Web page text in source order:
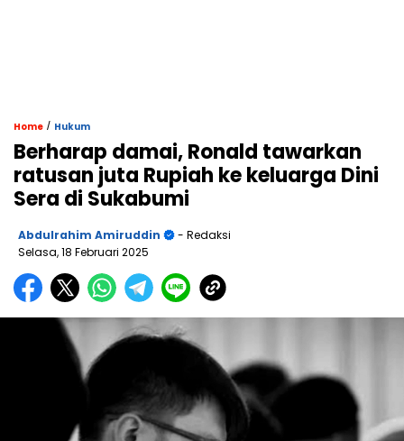
Home / Hukum
Berharap damai, Ronald tawarkan
ratusan juta Rupiah ke keluarga Dini
Sera di Sukabumi
Abdulrahim Amiruddin
- Redaksi
Selasa, 18 Februari 2025